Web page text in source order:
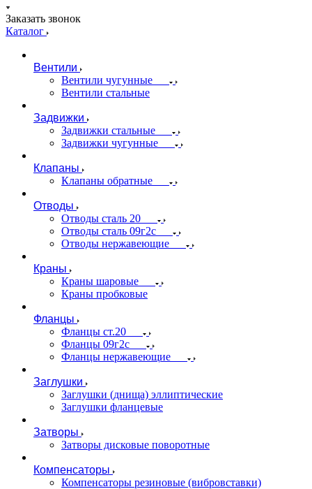
Заказать звонок
Каталог
Вентили
Вентили чугунные
Вентили стальные
Задвижки
Задвижки стальные
Задвижки чугунные
Клапаны
Клапаны обратные
Отводы
Отводы сталь 20
Отводы сталь 09г2с
Отводы нержавеющие
Краны
Краны шаровые
Краны пробковые
Фланцы
Фланцы ст.20
Фланцы 09г2с
Фланцы нержавеющие
Заглушки
Заглушки (днища) эллиптические
Заглушки фланцевые
Затворы
Затворы дисковые поворотные
Компенсаторы
Компенсаторы резиновые (вибровставки)